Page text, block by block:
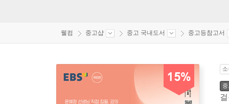
웰컴 중고샵 중고 국내도서 중고등참고서
15%